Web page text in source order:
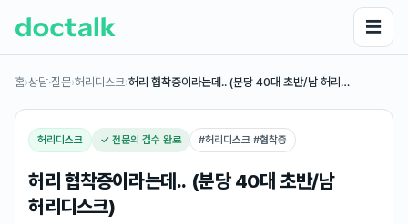
☰
홈›상담·질문›허리디스크›허리 협착증이라는데.. (분당 40대 초반/남 허리…
허리디스크 ✓ 전문의 검수 완료 #허리디스크 #협착증
허리 협착증이라는데.. (분당 40대 초반/남
허리디스크)